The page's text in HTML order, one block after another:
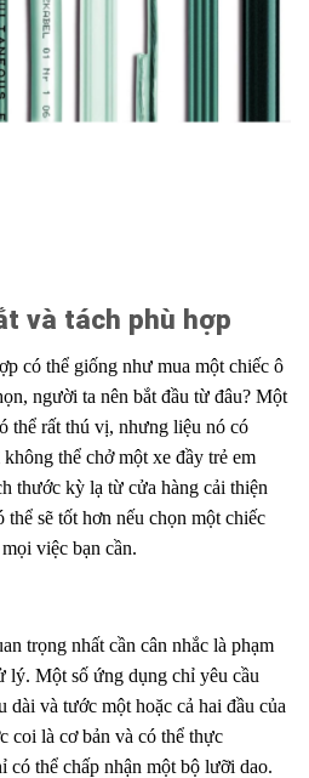
và tách phù hợp
có thể giống như mua một chiếc ô
người ta nên bắt đầu từ đâu? Một
thể rất thú vị, nhưng liệu nó có
thể chở một xe đầy trẻ em
thước kỳ lạ từ cửa hàng cải thiện
sẽ tốt hơn nếu chọn một chiếc
việc bạn cần.
trọng nhất cần cân nhắc là phạm
lý. Một số ứng dụng chỉ yêu cầu
dài và tước một hoặc cả hai đầu của
coi là cơ bản và có thể thực
có thể chấp nhận một bộ lưỡi dao.